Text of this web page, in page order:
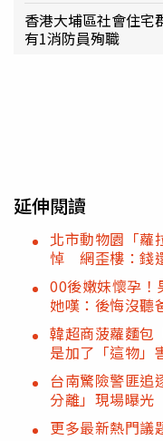
香港大埔區社會住
有1消防員殉職
延伸閱讀
北市動物園「蘿
悼 網歪樓：錢
00後嫩妹懷孕
她嘆：後悔沒聽
韓超商菠蘿麵
是加了「這物」
台南驚險警匪
分離」現場曝光
更多最新熱門議